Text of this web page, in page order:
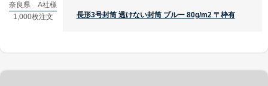
印刷せずに注文する
奈良県 A社様
1,000枚注文
長形3号封筒 透けない封筒 ブルー 80g/m2 〒枠有